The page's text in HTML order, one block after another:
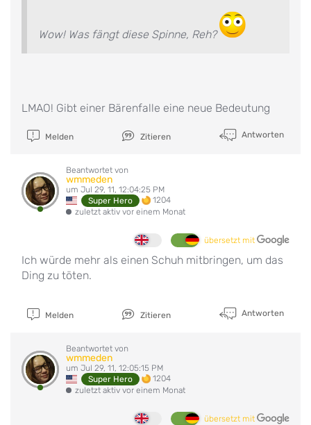
Wow! Was fängt diese Spinne, Reh?
LMAO! Gibt einer Bärenfalle eine neue Bedeutung
Melden Zitieren Antworten
Beantwortet von
wmmeden
um Jul 29, 11, 12:04:25 PM
Super Hero
1204
zuletzt aktiv vor einem Monat
übersetzt mit
Ich würde mehr als einen Schuh mitbringen, um das
Ding zu töten.
Melden Zitieren Antworten
Beantwortet von
wmmeden
um Jul 29, 11, 12:05:15 PM
Super Hero
1204
zuletzt aktiv vor einem Monat
übersetzt mit